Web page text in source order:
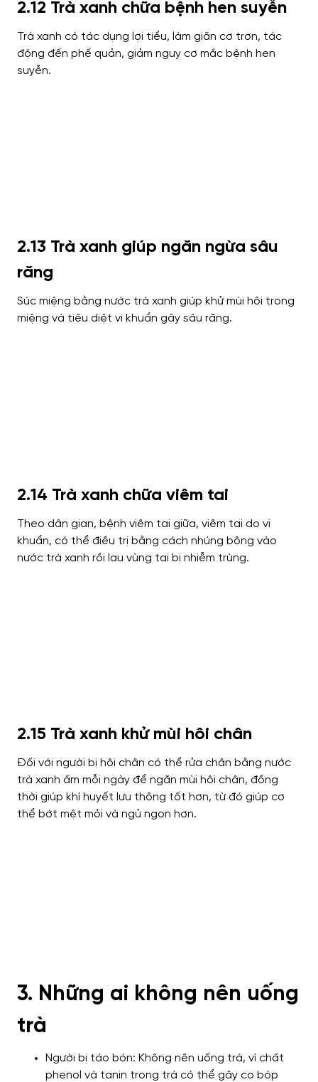
2.12 Trà xanh chữa bệnh hen suyễn
Trà xanh có tác dụng lợi tiểu, làm giãn cơ trơn, tác
động đến phế quản, giảm nguy cơ mắc bệnh hen
suyễn.
2.13 Trà xanh giúp ngăn ngừa sâu
răng
Súc miệng bằng nước trà xanh giúp khử mùi hôi trong
miệng và tiêu diệt vi khuẩn gây sâu răng.
2.14 Trà xanh chữa viêm tai
Theo dân gian, bệnh viêm tai giữa, viêm tai do vi
khuẩn, có thể điều trị bằng cách nhúng bông vào
nước trà xanh rồi lau vùng tai bị nhiễm trùng.
2.15 Trà xanh khử mùi hôi chân
Đối với người bị hôi chân có thể rửa chân bằng nước
trà xanh ấm mỗi ngày để ngăn mùi hôi chân, đồng
thời giúp khí huyết lưu thông tốt hơn, từ đó giúp cơ
thể bớt mệt mỏi và ngủ ngon hơn.
3. Những ai không nên uống
trà
Người bị táo bón: Không nên uống trà, vì chất
phenol và tanin trong trà có thể gây co bóp